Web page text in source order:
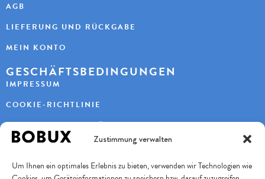
Zustimmung verwalten
Um Ihnen ein optimales Erlebnis zu bieten, verwenden wir Technologien wie
AGB
LIEFERUNG UND RÜCKGABE
MEIN KONTO
GESCHÄFTSBEDINGUNGEN
IMPRESSUM
COOKIE-RICHTLINIE
DATENSCHUTZERKLÄRUNG
KAYBEE AG